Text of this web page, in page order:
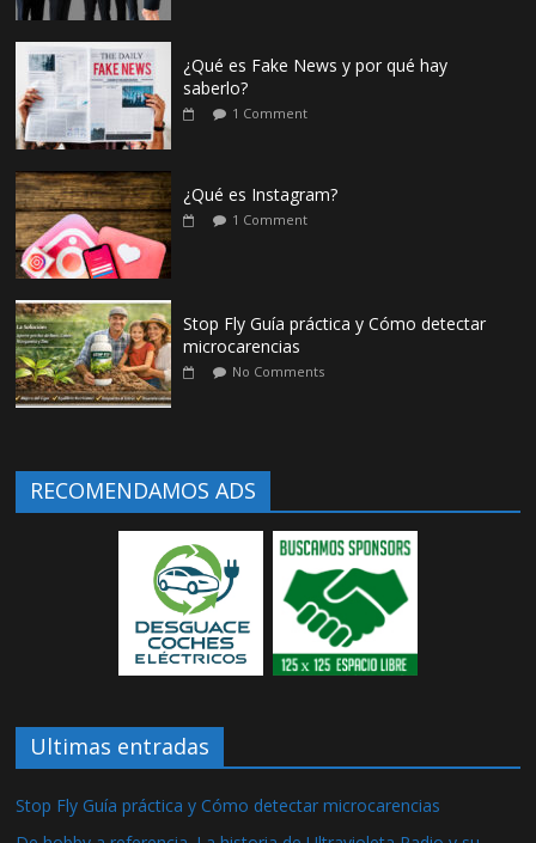
¿Qué es Fake News y por qué hay
saberlo?
1 Comment
¿Qué es Instagram?
1 Comment
Stop Fly Guía práctica y Cómo detectar
microcarencias
No Comments
RECOMENDAMOS ADS
Ultimas entradas
Stop Fly Guía práctica y Cómo detectar microcarencias